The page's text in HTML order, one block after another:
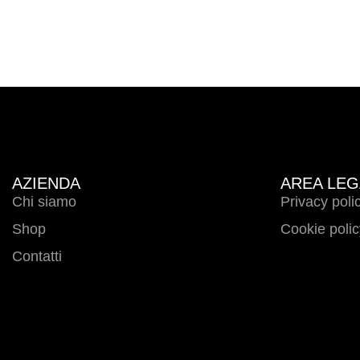
AZIENDA
Chi siamo
Shop
Contatti
AREA
Privacy
Cookie